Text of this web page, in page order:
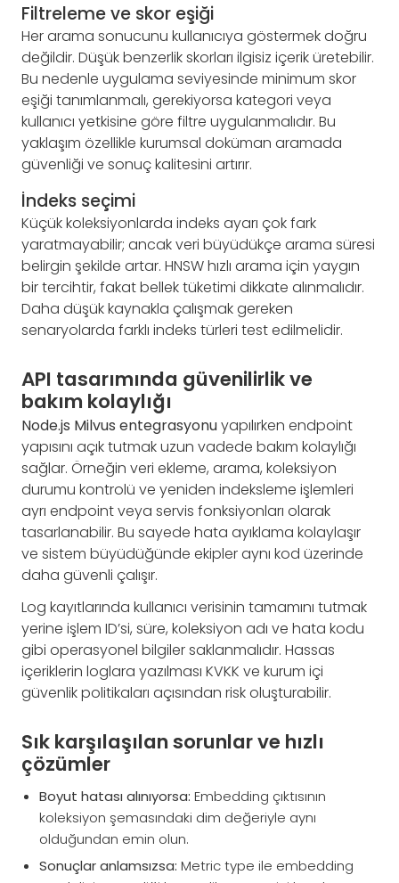
Filtreleme ve skor eşiği
Her arama sonucunu kullanıcıya göstermek doğru
değildir. Düşük benzerlik skorları ilgisiz içerik üretebilir.
Bu nedenle uygulama seviyesinde minimum skor
eşiği tanımlanmalı, gerekiyorsa kategori veya
kullanıcı yetkisine göre filtre uygulanmalıdır. Bu
yaklaşım özellikle kurumsal doküman aramada
güvenliği ve sonuç kalitesini artırır.
İndeks seçimi
Küçük koleksiyonlarda indeks ayarı çok fark
yaratmayabilir; ancak veri büyüdükçe arama süresi
belirgin şekilde artar. HNSW hızlı arama için yaygın
bir tercihtir, fakat bellek tüketimi dikkate alınmalıdır.
Daha düşük kaynakla çalışmak gereken
senaryolarda farklı indeks türleri test edilmelidir.
API tasarımında güvenilirlik ve
bakım kolaylığı
Node.js Milvus entegrasyonuyapılırken endpoint
yapısını açık tutmak uzun vadede bakım kolaylığı
sağlar. Örneğin veri ekleme, arama, koleksiyon
durumu kontrolü ve yeniden indeksleme işlemleri
ayrı endpoint veya servis fonksiyonları olarak
tasarlanabilir. Bu sayede hata ayıklama kolaylaşır
ve sistem büyüdüğünde ekipler aynı kod üzerinde
daha güvenli çalışır.
Log kayıtlarında kullanıcı verisinin tamamını tutmak
yerine işlem ID’si, süre, koleksiyon adı ve hata kodu
gibi operasyonel bilgiler saklanmalıdır. Hassas
içeriklerin loglara yazılması KVKK ve kurum içi
güvenlik politikaları açısından risk oluşturabilir.
Sık karşılaşılan sorunlar ve hızlı
çözümler
Boyut hatası alınıyorsa: Embedding çıktısının
koleksiyon şemasındaki dim değeriyle aynı
olduğundan emin olun.
Sonuçlar anlamsızsa: Metric type ile embedding